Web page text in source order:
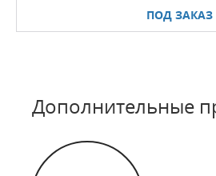
ПОД ЗАКАЗ
Дополнительные